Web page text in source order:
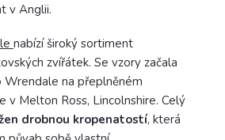
v Anglii.
nabízí široký sortiment
zvířátek. Se vzory začala
Wrendale na přeplněném
v Melton Ross, Lincolnshire. Celý
drobnou kropenatostí, která